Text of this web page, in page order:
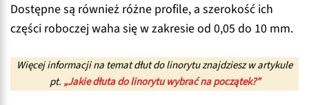
Dostępne są również różne profile, a szerokość ich
części roboczej waha się w zakresie od 0,05 do 10 mm.
Więcej informacji na temat dłut do linorytu znajdziesz w artykule
pt.„Jakie dłuta do linorytu wybrać na początek?”